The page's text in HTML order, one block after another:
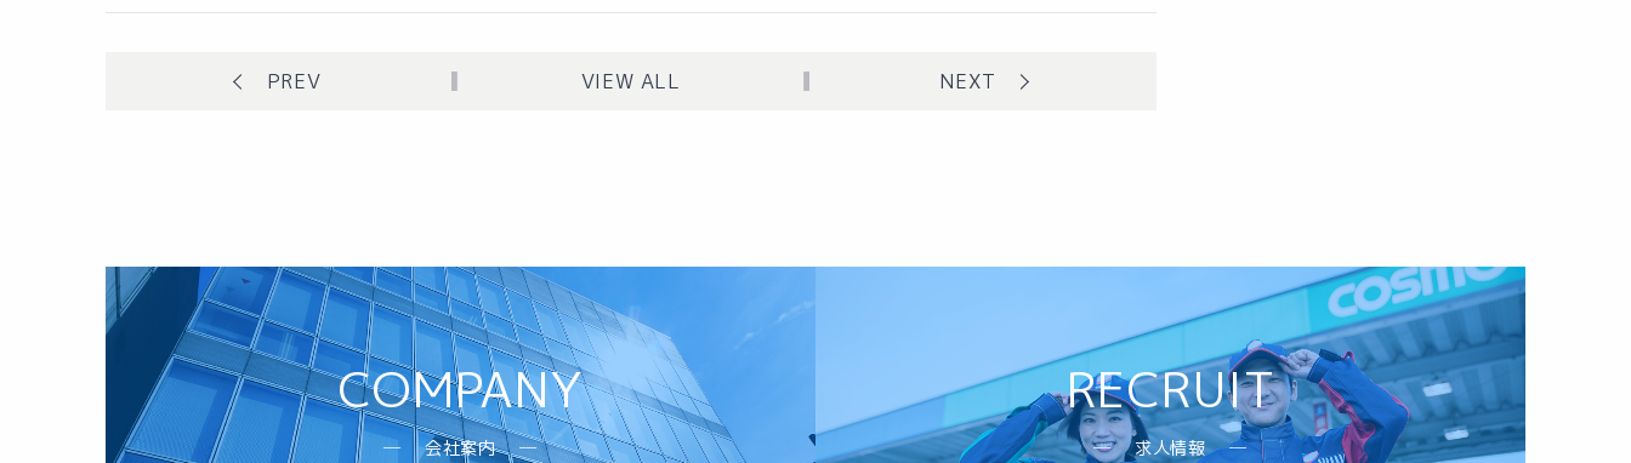
PREV VIEW ALL NEXT
COMPANY
会社案内
RECRUIT
求人情報